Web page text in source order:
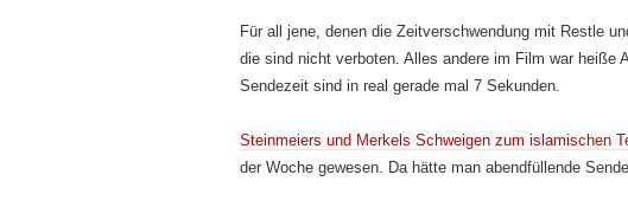
Für all jene, denen die Zeitverschwendung mit Restle
die sind nicht verboten. Alles andere im Film war heiße
Sendezeit sind in real gerade mal 7 Sekunden.
Steinmeiers und Merkels Schweigen zum islamischen
der Woche gewesen. Da hätte man abendfüllende